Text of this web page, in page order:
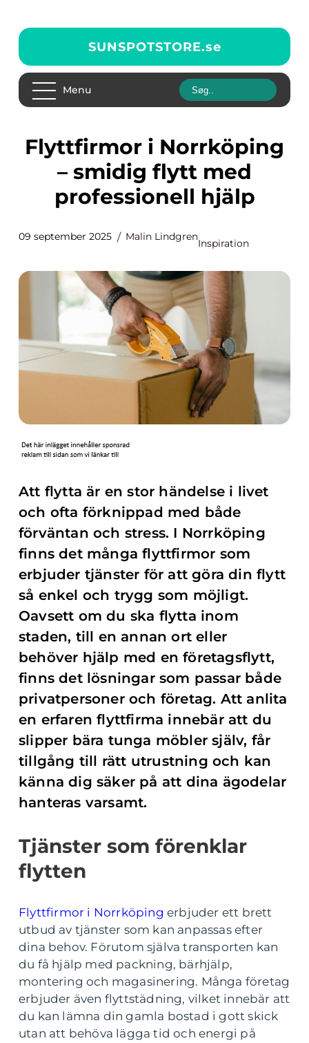
SUNSPOTSTORE.se
Menu
Flyttfirmor i Norrköping
– smidig flytt med
professionell hjälp
09 september 2025 Malin Lindgren
Inspiration
Att flytta är en stor händelse i livet
och ofta förknippad med både
förväntan och stress. I Norrköping
finns det många flyttfirmor som
erbjuder tjänster för att göra din flytt
så enkel och trygg som möjligt.
Oavsett om du ska flytta inom
staden, till en annan ort eller
behöver hjälp med en företagsflytt,
finns det lösningar som passar både
privatpersoner och företag. Att anlita
en erfaren flyttfirma innebär att du
slipper bära tunga möbler själv, får
tillgång till rätt utrustning och kan
känna dig säker på att dina ägodelar
hanteras varsamt.
Tjänster som förenklar
flytten
Flyttfirmor i Norrköping erbjuder ett brett
utbud av tjänster som kan anpassas efter
dina behov. Förutom själva transporten kan
du få hjälp med packning, bärhjälp,
montering och magasinering. Många företag
erbjuder även flyttstädning, vilket innebär att
du kan lämna din gamla bostad i gott skick
utan att behöva lägga tid och energi på